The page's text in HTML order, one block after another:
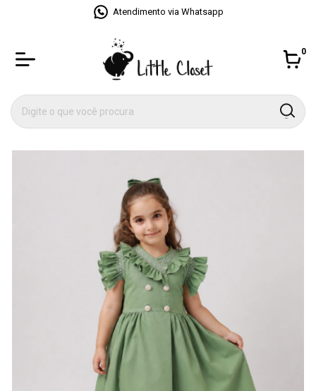
Atendimento via Whatsapp
0